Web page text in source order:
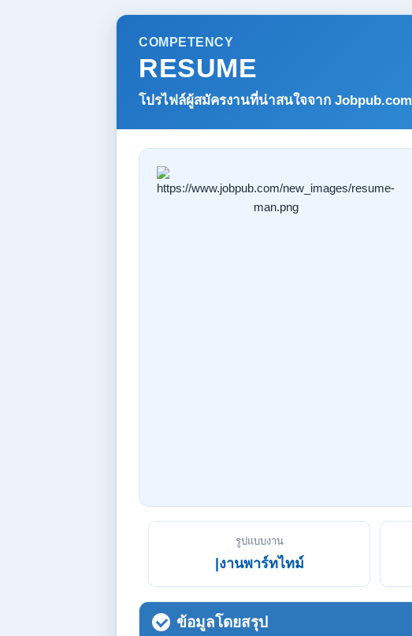
COMPETENCY
RESUME
โปรไฟล์ผู้สมัครงานที่น่าสนใจจาก Jobpub.com
รูปแบบงาน
|งานพาร์ทไทม์
ข้อมูลโดยสรุป